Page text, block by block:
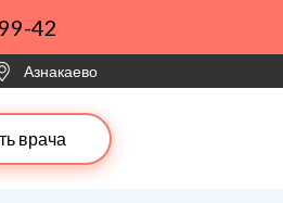
42
Азнакаево
врача